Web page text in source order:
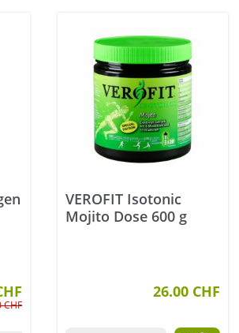
CHF
VEROFIT Isotonic
Mojito Dose 600 g
26.00 CHF